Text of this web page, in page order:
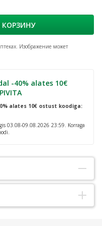
Изображение может
-40% alates 10€
alates 10€ ostust koodiga:
03.08-09.08.2026 23:59. Korraga
17 mmHg, 100 DEN.